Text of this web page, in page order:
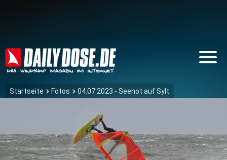
Startseite Fotos 04.07.2023 - Seenot auf Sylt